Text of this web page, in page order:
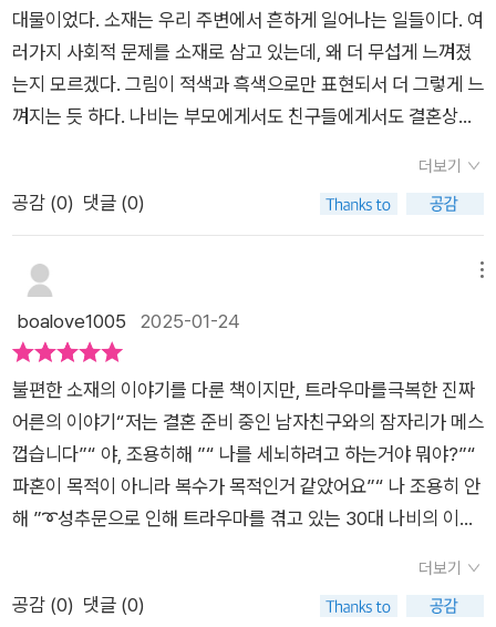
면서 가해자가 될 수 있는, 그래서 더 읽으며 많은 생각을 하게 되
었던 인스타툰 야, 조용히 해를 추천드린다.#야조용히해 #인스
타툰 #도서출판 #책제작 #도서추천 #책추천 #메리지블루 #여
성서사 #지철작가 #스토리온유출판사
이 나비의 숨구멍을 조이는 거미줄인 곳에서 나비는어떤 선택을
하게 될까?중요한 것은 이제 나비는 더 이상 조용히 살지 않는다
는 것이다.⠀보는 내내 내가 나비인 것처럼 숨이 턱턱 막히는 것
같았던 작가님의 적나라하게 묘사한 책은 우리모두가 처했던 상
황은 다르겠지만 나비였던 적, 지금 이순간에도 나비와 같은, 또
는 다른 상황에 처해있는 상황을 보여주는 것 같았다.⠀나비가 번
라고 하는 이 수많은 끔찍함 속에서도 불구하고 스스로의 트라우
마를 마주하여 더 이상 조용하지않으려는 나비를 응원한다.
대물이었다. 소재는 우리 주변에서 흔하게 일어나는 일들이다. 여
러가지 사회적 문제를 소재로 삼고 있는데, 왜 더 무섭게 느껴졌
는지 모르겠다. 그림이 적색과 흑색으로만 표현되서 더 그렇게 느
껴지는 듯 하다. 나비는 부모에게서도 친구들에게서도 결혼상대
재의 상처와 계속 연결되어 괴롭힌다. 우리는 어떤 문제에 있어서
이해하고 넘어가는게 아니라 사과 받고 넘어가는게 가장 중요한
것 같다.
더보기
공감 (0) 댓글 (0)
boalove1005 2025-01-24
불편한 소재의 이야기를 다룬 책이지만, 트라우마를극복한 진짜
어른의 이야기“저는 결혼 준비 중인 남자친구와의 잠자리가 메스
껍습니다”“ 야, 조용히해 ”“ 나를 세뇌하려고 하는거야 뭐야?”“
파혼이 목적이 아니라 복수가 목적인거 같았어요”“ 나 조용히 안
해 ”➰성추문으로 인해 트라우마를 겪고 있는 30대 나비의 이야
들에게 용기를 준다.➰...우리가 사는 세상에서는 예상치 못한 일
이 종종 발생합니다. 특히 결혼을 앞둔 시점에서의 파혼은 마음의
더보기
공감 (0) 댓글 (0)